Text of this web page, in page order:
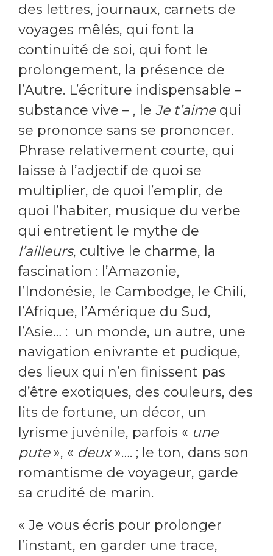
des lettres, journaux, carnets de
voyages mêlés, qui font la
continuité de soi, qui font le
prolongement, la présence de
l’Autre. L’écriture indispensable –
substance vive – , le Je t’aimequi
se prononce sans se prononcer.
Phrase relativement courte, qui
laisse à l’adjectif de quoi se
multiplier, de quoi l’emplir, de
quoi l’habiter, musique du verbe
qui entretient le mythe de
l’ailleurs, cultive le charme, la
fascination : l’Amazonie,
l’Indonésie, le Cambodge, le Chili,
l’Afrique, l’Amérique du Sud,
l’Asie… : un monde, un autre, une
navigation enivrante et pudique,
des lieux qui n’en finissent pas
d’être exotiques, des couleurs, des
lits de fortune, un décor, un
lyrisme juvénile, parfois « une
pute», « deux»…. ; le ton, dans son
romantisme de voyageur, garde
sa crudité de marin.
« Je vous écris pour prolonger
l’instant, en garder une trace,